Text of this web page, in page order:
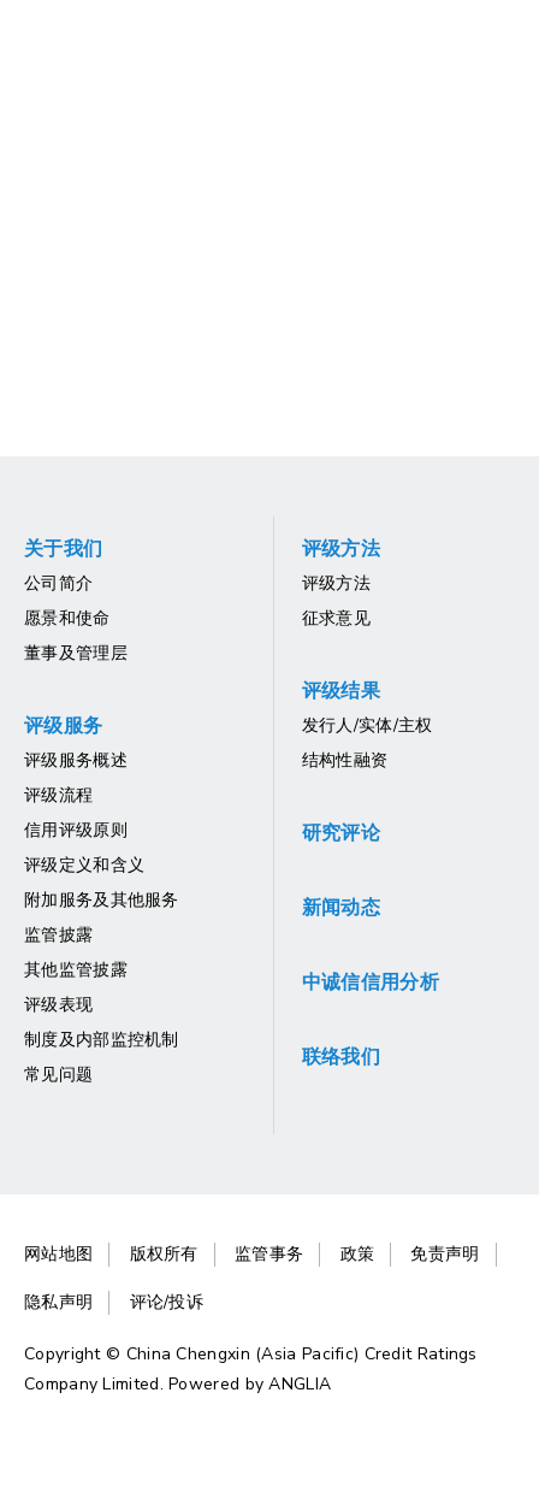
关于我们
公司简介
愿景和使命
董事及管理层
评级服务
评级服务概述
评级流程
信用评级原则
评级定义和含义
附加服务及其他服务
监管披露
其他监管披露
评级表现
制度及内部监控机制
常见问题
评级方法
评级方法
征求意见
评级结果
发行人/实体/主权
结构性融资
研究评论
新闻动态
中诚信信用分析
联络我们
网站地图 版权所有 监管事务 政策 免责声明
隐私声明 评论/投诉
Copyright © China Chengxin (Asia Pacific) Credit Ratings
Company Limited. Powered byANGLIA